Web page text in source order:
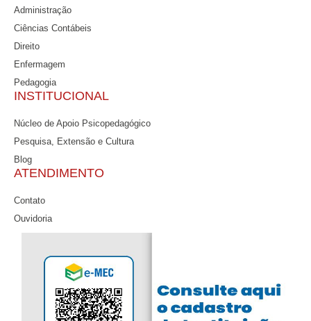
Administração
Ciências Contábeis
Direito
Enfermagem
Pedagogia
INSTITUCIONAL
Núcleo de Apoio Psicopedagógico
Pesquisa, Extensão e Cultura
Blog
ATENDIMENTO
Contato
Ouvidoria